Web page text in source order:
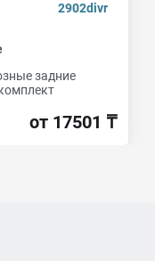
2902divr
задние
от 17501 ₸